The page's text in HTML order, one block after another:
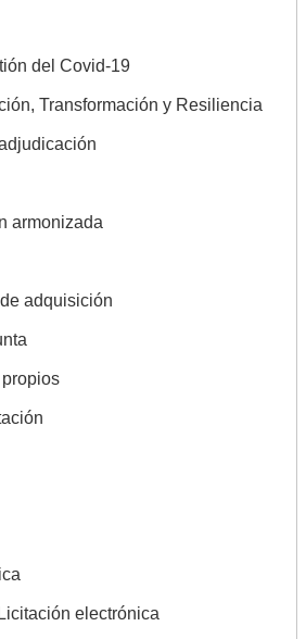
del Covid-19
Transformación y Resiliencia
armonizada
adquisición
electrónica